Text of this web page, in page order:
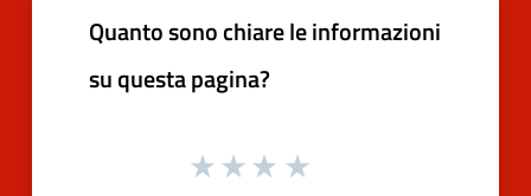
Quanto sono chiare le informazioni
su questa pagina?